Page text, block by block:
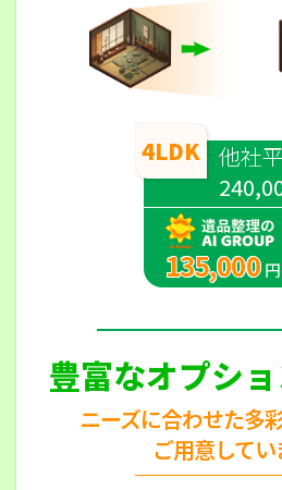
4LDK 他社
135,000
豊富なオプシ
ニーズに合わせた多
ご用意してい